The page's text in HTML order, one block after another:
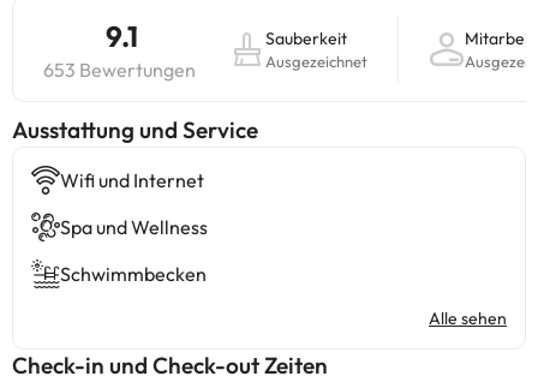
9.1
653 Bewertungen
Sauberkeit
Ausgezeichnet
​Ausstattung und Service
Wifi und Internet
Spa und Wellness
Schwimmbecken
Alle sehen
Check-in und Check-out Zeiten